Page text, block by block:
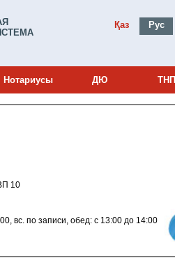
Қаз Рус
Нотариусы ДЮ ТНП
10
до 15:00, вс. по записи, обед: с 13:00 до 14:00